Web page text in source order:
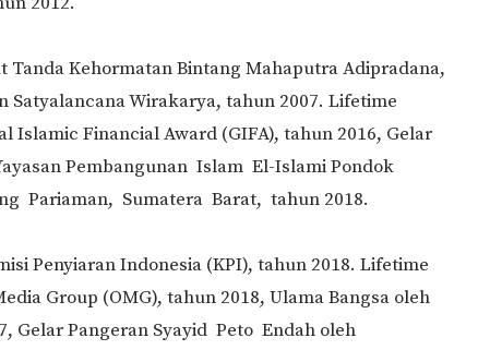
Tanda Kehormatan Bintang Mahaputra Adipradana,
Satyalancana Wirakarya, tahun 2007. Lifetime
Islamic Financial Award (GIFA), tahun 2016, Gelar
Pembangunan Islam El-Islami Pondok
Pariaman, Sumatera Barat, tahun 2018.
Penyiaran Indonesia (KPI), tahun 2018. Lifetime
Group (OMG), tahun 2018, Ulama Bangsa oleh
Gelar Pangeran Syayid Peto Endah oleh